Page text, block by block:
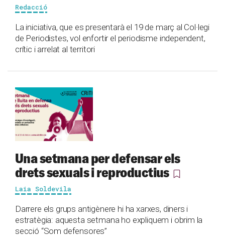
Redacció
La iniciativa, que es presentarà el 19 de març al Col·legi
de Periodistes, vol enfortir el periodisme independent,
crític i arrelat al territori
Una setmana per defensar els
drets sexuals i reproductius
Laia Soldevila
Darrere els grups antigènere hi ha xarxes, diners i
estratègia: aquesta setmana ho expliquem i obrim la
secció “Som defensores”